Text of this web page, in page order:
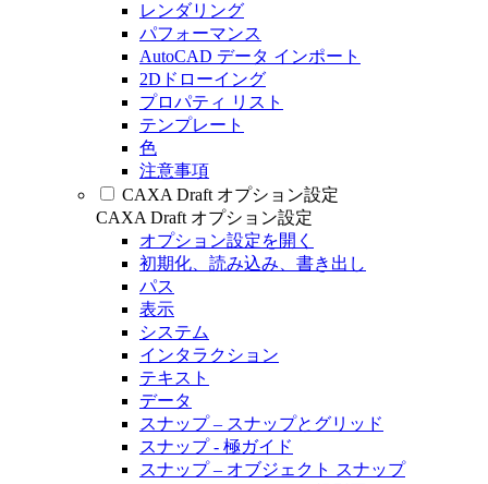
レンダリング
パフォーマンス
AutoCAD データ インポート
2Dドローイング
プロパティ リスト
テンプレート
色
注意事項
CAXA Draft オプション設定
CAXA Draft オプション設定
オプション設定を開く
初期化、読み込み、書き出し
パス
表示
システム
インタラクション
テキスト
データ
スナップ – スナップとグリッド
スナップ - 極ガイド
スナップ – オブジェクト スナップ